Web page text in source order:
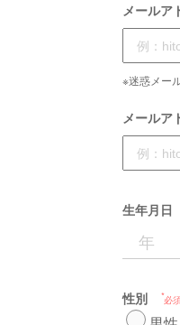
メールア
※迷惑メー
メールア
生年月日
性別 必